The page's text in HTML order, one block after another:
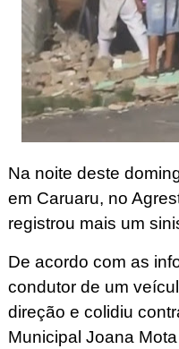
Na noite deste
em Caruaru, no
registrou mais um
De acordo com as
condutor de um
direção e colidiu
Municipal Joana